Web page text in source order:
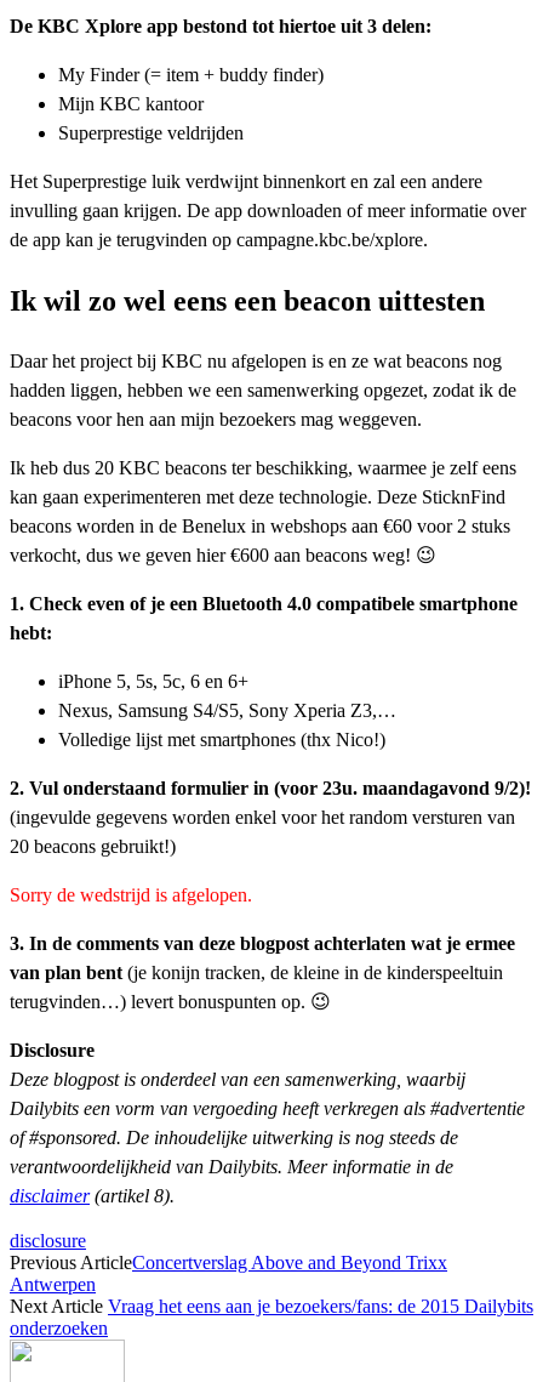
De KBC Xplore app bestond tot hiertoe uit 3 delen:
My Finder (= item + buddy finder)
Mijn KBC kantoor
Superprestige veldrijden
Het Superprestige luik verdwijnt binnenkort en zal een andere
invulling gaan krijgen. De app downloaden of meer informatie over
de app kan je terugvinden op campagne.kbc.be/xplore.
Ik wil zo wel eens een beacon uittesten
Daar het project bij KBC nu afgelopen is en ze wat beacons nog
hadden liggen, hebben we een samenwerking opgezet, zodat ik de
beacons voor hen aan mijn bezoekers mag weggeven.
Ik heb dus 20 KBC beacons ter beschikking, waarmee je zelf eens
kan gaan experimenteren met deze technologie. Deze SticknFind
beacons worden in de Benelux in webshops aan €60 voor 2 stuks
verkocht, dus we geven hier €600 aan beacons weg! 😉
1. Check even of je een Bluetooth 4.0 compatibele smartphone
hebt:
iPhone 5, 5s, 5c, 6 en 6+
Nexus, Samsung S4/S5, Sony Xperia Z3,…
Volledige lijst met smartphones (thx Nico!)
2. Vul onderstaand formulier in (voor 23u. maandagavond 9/2)!
(ingevulde gegevens worden enkel voor het random versturen van
20 beacons gebruikt!)
Sorry de wedstrijd is afgelopen.
3. In de comments van deze blogpost achterlaten wat je ermee
van plan bent (je konijn tracken, de kleine in de kinderspeeltuin
terugvinden…) levert bonuspunten op. 😉
Disclosure
Deze blogpost is onderdeel van een samenwerking, waarbij
Dailybits een vorm van vergoeding heeft verkregen als #advertentie
of #sponsored. De inhoudelijke uitwerking is nog steeds de
verantwoordelijkheid van Dailybits. Meer informatie in de
disclaimer(artikel 8).
disclosure
Previous ArticleConcertverslag Above and Beyond Trixx
Antwerpen
Next Article Vraag het eens aan je bezoekers/fans: de 2015 Dailybits
onderzoeken